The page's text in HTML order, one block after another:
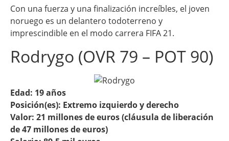
Con una fuerza y una finalización increíbles, el joven
noruego es un delantero todoterreno y
imprescindible en el modo carrera FIFA 21.
Rodrygo (OVR 79 – POT 90)
Edad: 19 años
Posición(es): Extremo izquierdo y derecho
Valor: 21 millones de euros (cláusula de liberación
de 47 millones de euros)